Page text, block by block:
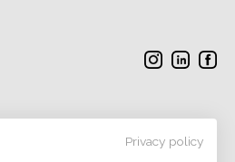
Privacy policy